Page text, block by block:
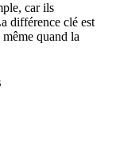
car ils
différence clé est
quand la